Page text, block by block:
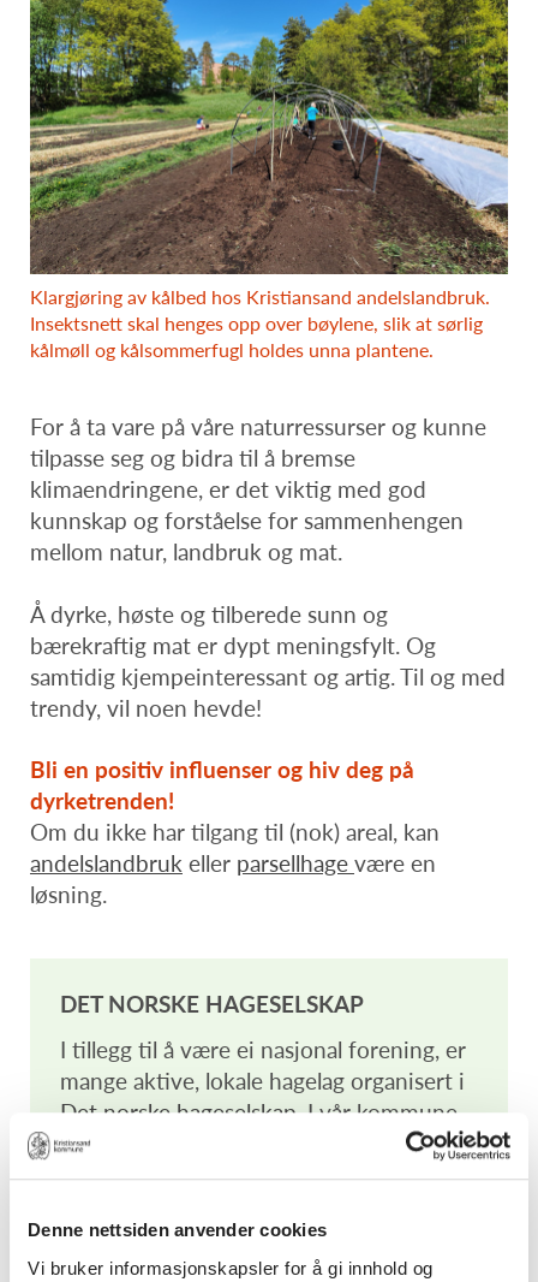
Denne nettsiden anvender cookies
Vi bruker informasjonskapsler for å gi innhold og
Klargjøring av kålbed hos Kristiansand andelslandbruk.
Insektsnett skal henges opp over bøylene, slik at sørlig
kålmøll og kålsommerfugl holdes unna plantene.
For å ta vare på våre naturressurser og kunne
tilpasse seg og bidra til å bremse
klimaendringene, er det viktig med god
kunnskap og forståelse for sammenhengen
mellom natur, landbruk og mat.
Å dyrke, høste og tilberede sunn og
bærekraftig mat er dypt meningsfylt. Og
samtidig kjempeinteressant og artig. Til og med
trendy, vil noen hevde!
Bli en positiv influenser og hiv deg på
dyrketrenden!
Om du ikke har tilgang til (nok) areal, kan
andelslandbrukeller parsellhagevære en
løsning.
DET NORSKE HAGESELSKAP
I tillegg til å være ei nasjonal forening, er
mange aktive, lokale hagelag organisert i
Det norske hageselskap. I vår kommune
har vi disse tre:
Søgne hagelag
Hageselskapet Kristiansand